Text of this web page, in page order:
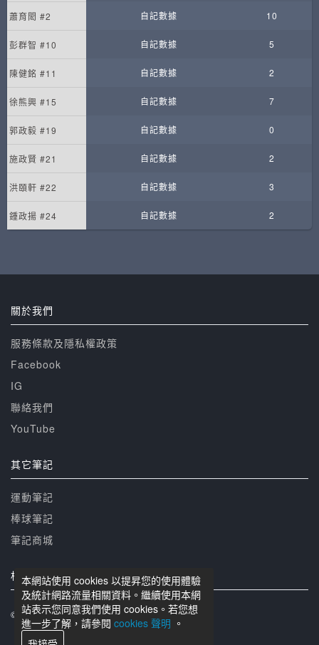
蕭育閎 #2 自記數據 10
彭群智 #10 自記數據 5
陳健銘 #11 自記數據 2
徐熊興 #15 自記數據 7
郭政毅 #19 自記數據 0
施政賢 #21 自記數據 2
洪頤軒 #22 自記數據 3
鍾政揚 #24 自記數據 2
本網站使用 cookies 以提昇您的使用體驗
及統計網路流量相關資料。繼續使用本網
站表示您同意我們使用 cookies。若您想
進一步了解，請參閱 cookies 聲明 。
關於我們
服務條款及隱私權政策
Facebook
IG
聯絡我們
YouTube
其它筆記
運動筆記
棒球筆記
筆記商城
相關網站
© 籃球筆記 版權所有